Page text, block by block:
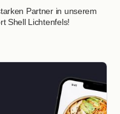
Partner in unserem
Shell Lichtenfels!